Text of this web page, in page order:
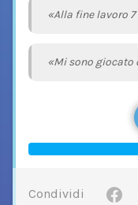
«Alla fine lavoro
«Mi sono giocato
Condividi